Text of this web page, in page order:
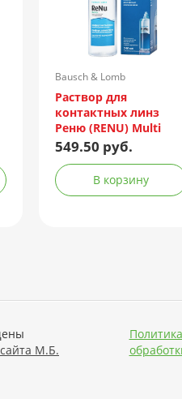
Bausch & Lomb
Incorporated/Италия
Раствор для
контактных линз
Реню (RENU) Multi
Plus 240мл +
контейнер
549.50 руб.
В корзину
М.Б.